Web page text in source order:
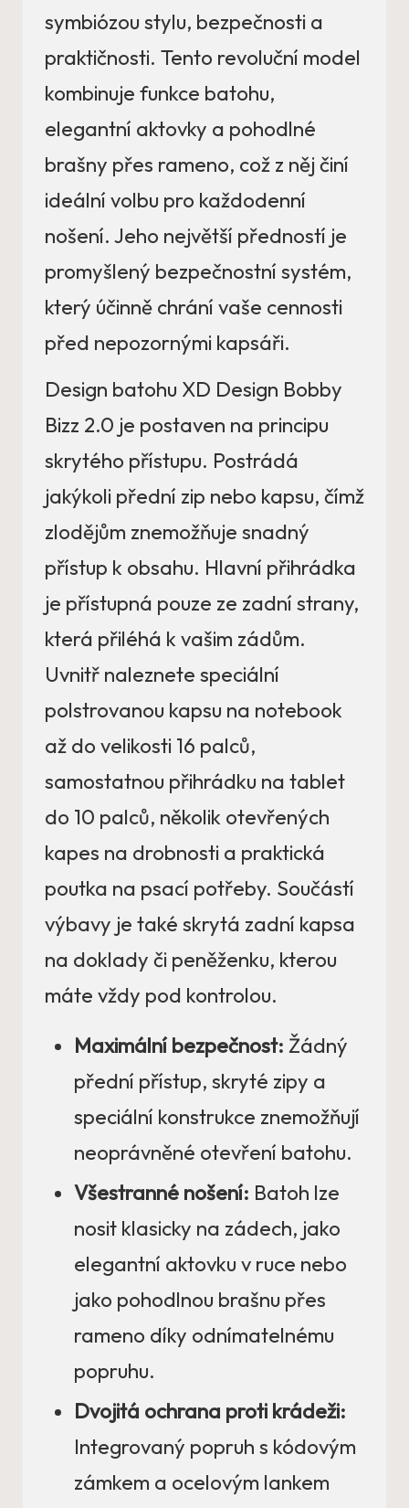
symbiózou stylu, bezpečnosti a
praktičnosti. Tento revoluční model
kombinuje funkce batohu,
elegantní aktovky a pohodlné
brašny přes rameno, což z něj činí
ideální volbu pro každodenní
nošení. Jeho největší předností je
promyšlený bezpečnostní systém,
který účinně chrání vaše cennosti
před nepozornými kapsáři.
Design batohu XD Design Bobby
Bizz 2.0 je postaven na principu
skrytého přístupu. Postrádá
jakýkoli přední zip nebo kapsu, čímž
zlodějům znemožňuje snadný
přístup k obsahu. Hlavní přihrádka
je přístupná pouze ze zadní strany,
která přiléhá k vašim zádům.
Uvnitř naleznete speciální
polstrovanou kapsu na notebook
až do velikosti 16 palců,
samostatnou přihrádku na tablet
do 10 palců, několik otevřených
kapes na drobnosti a praktická
poutka na psací potřeby. Součástí
výbavy je také skrytá zadní kapsa
na doklady či peněženku, kterou
máte vždy pod kontrolou.
Maximální bezpečnost: Žádný
přední přístup, skryté zipy a
speciální konstrukce znemožňují
neoprávněné otevření batohu.
Všestranné nošení: Batoh lze
nosit klasicky na zádech, jako
elegantní aktovku v ruce nebo
jako pohodlnou brašnu přes
rameno díky odnímatelnému
popruhu.
Dvojitá ochrana proti krádeži:
Integrovaný popruh s kódovým
zámkem a ocelovým lankem